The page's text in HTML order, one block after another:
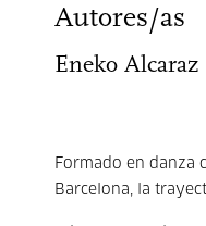
Autores/as
Eneko Alcaraz
Formado en danza
Barcelona, la